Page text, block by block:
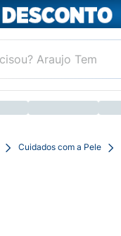
Cuidados com a Pele